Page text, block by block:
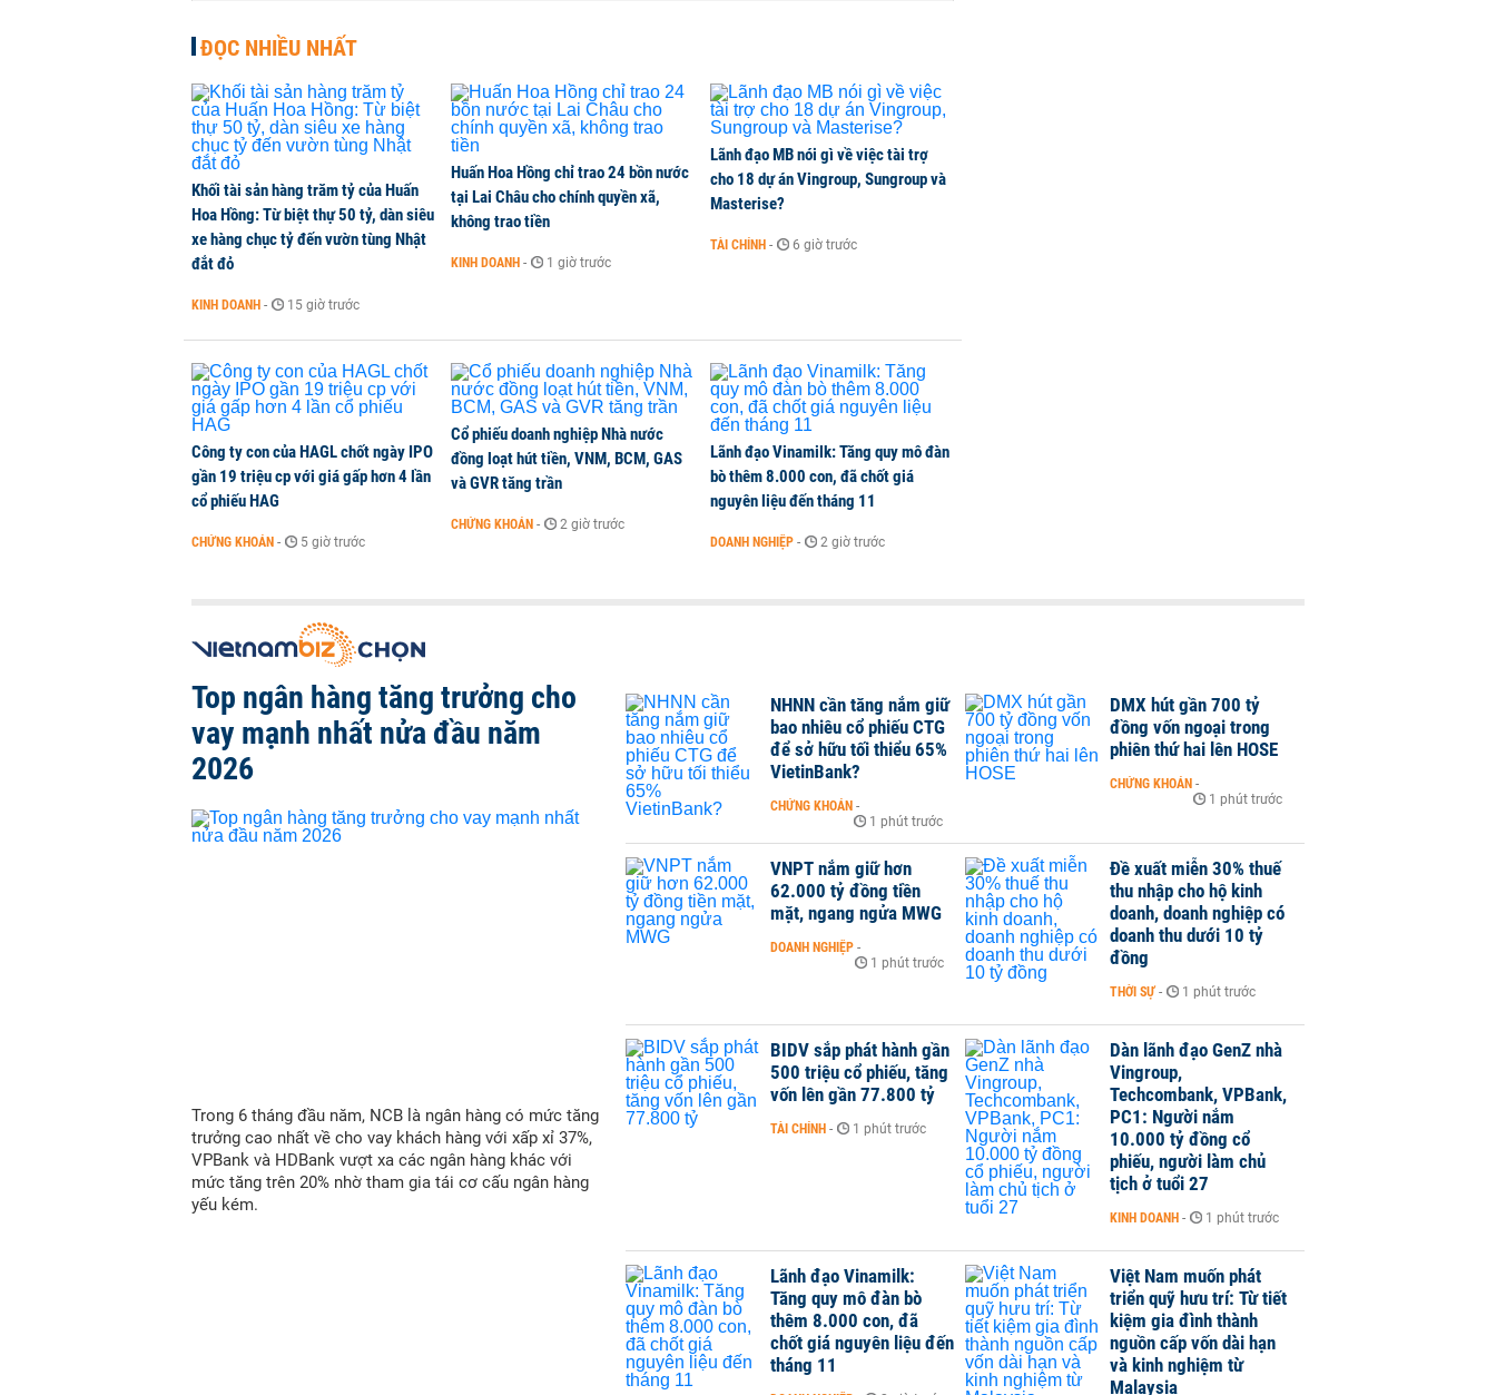
Giá thép thanh Trung Quốc chạm mức thấp nhất kể từ năm 2016
HÀNG HÓA - 1 phút trước
Bị truy thu thuế đặc biệt, giới siêu giàu Trung Quốc hoảng loạn bán tài sản, cổ phiếu
QUỐC TẾ - 1 phút trước
Top ngân hàng tăng trưởng cho vay mạnh nhất nửa đầu năm 2026
ĐỌC NHIỀU NHẤT
Khối tài sản hàng trăm tỷ của Huấn
Hoa Hồng: Từ biệt thự 50 tỷ, dàn siêu
xe hàng chục tỷ đến vườn tùng Nhật
đắt đỏ
KINH DOANH - 15 giờ trước
Huấn Hoa Hồng chỉ trao 24 bồn nước
tại Lai Châu cho chính quyền xã,
không trao tiền
KINH DOANH - 1 giờ trước
Lãnh đạo MB nói gì về việc tài trợ
cho 18 dự án Vingroup, Sungroup và
Masterise?
TÀI CHÍNH - 6 giờ trước
Công ty con của HAGL chốt ngày IPO
gần 19 triệu cp với giá gấp hơn 4 lần
cổ phiếu HAG
CHỨNG KHOÁN - 5 giờ trước
Cổ phiếu doanh nghiệp Nhà nước
đồng loạt hút tiền, VNM, BCM, GAS
và GVR tăng trần
CHỨNG KHOÁN - 2 giờ trước
Lãnh đạo Vinamilk: Tăng quy mô đàn
bò thêm 8.000 con, đã chốt giá
nguyên liệu đến tháng 11
DOANH NGHIỆP - 2 giờ trước
Top ngân hàng tăng trưởng cho
vay mạnh nhất nửa đầu năm
2026
Trong 6 tháng đầu năm, NCB là ngân hàng có mức tăng
trưởng cao nhất về cho vay khách hàng với xấp xỉ 37%,
VPBank và HDBank vượt xa các ngân hàng khác với
mức tăng trên 20% nhờ tham gia tái cơ cấu ngân hàng
yếu kém.
NHNN cần tăng nắm giữ
bao nhiêu cổ phiếu CTG
để sở hữu tối thiểu 65%
VietinBank?
CHỨNG KHOÁN -
1 phút trước
DMX hút gần 700 tỷ
đồng vốn ngoại trong
phiên thứ hai lên HOSE
CHỨNG KHOÁN -
1 phút trước
VNPT nắm giữ hơn
62.000 tỷ đồng tiền
mặt, ngang ngửa MWG
DOANH NGHIỆP -
1 phút trước
Đề xuất miễn 30% thuế
thu nhập cho hộ kinh
doanh, doanh nghiệp có
doanh thu dưới 10 tỷ
đồng
THỜI SỰ - 1 phút trước
BIDV sắp phát hành gần
500 triệu cổ phiếu, tăng
vốn lên gần 77.800 tỷ
TÀI CHÍNH - 1 phút trước
Dàn lãnh đạo GenZ nhà
Vingroup,
Techcombank, VPBank,
PC1: Người nắm
10.000 tỷ đồng cổ
phiếu, người làm chủ
tịch ở tuổi 27
KINH DOANH - 1 phút trước
Lãnh đạo Vinamilk:
Tăng quy mô đàn bò
thêm 8.000 con, đã
chốt giá nguyên liệu đến
tháng 11
Việt Nam muốn phát
triển quỹ hưu trí: Từ tiết
kiệm gia đình thành
nguồn cấp vốn dài hạn
và kinh nghiệm từ
Malaysia